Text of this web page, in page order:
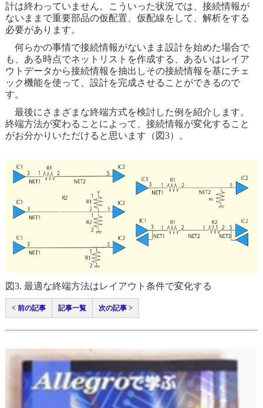
計は終わっていません。こういった状況では、接続情報が
ないままで重要部品の仮配置、仮配線をして、解析をする
必要があります。
何らかの事情で接続情報がないまま設計を始めた場合で
も、ある時点でネットリストを作成する、あるいはレイア
ウトデータから接続情報を抽出しその接続情報を基にチェ
ック機能を使って、設計を完成させることができるので
す。
最後にさまざまな終端方式を検討した例を紹介します。
終端方法が変わることによって、接続情報が変化すること
がお分かりいただけると思います（図3）。
図3. 最適な終端方法はレイアウト条件で変化する
< 前の記事 記事一覧 次の記事 >